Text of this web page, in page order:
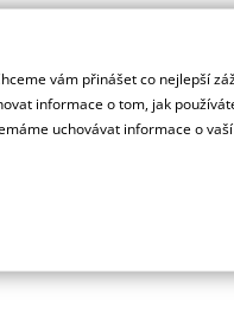
týmy na celém světě od
provedení.
rozety od Supersprox
pro offroady.
vám přinášet co nejlepší
informace o tom, jak
uchovávat informace o